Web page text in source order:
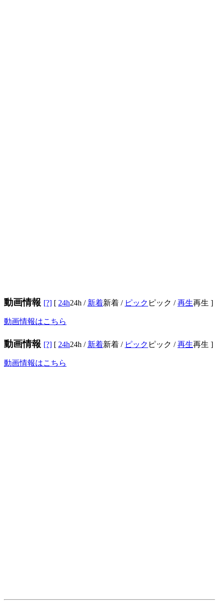
動画情報 [?] [ 24h24h / 新着新着 / ピック ピック /再生再生 ]
動画情報はこちら
動画情報 [?] [ 24h24h / 新着新着 / ピック ピック /再生再生 ]
動画情報はこちら